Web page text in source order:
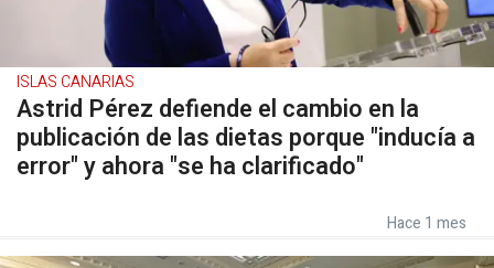
ISLAS CANARIAS
Astrid Pérez defiende el cambio en la
publicación de las dietas porque "inducía a
error" y ahora "se ha clarificado"
Hace 1 mes